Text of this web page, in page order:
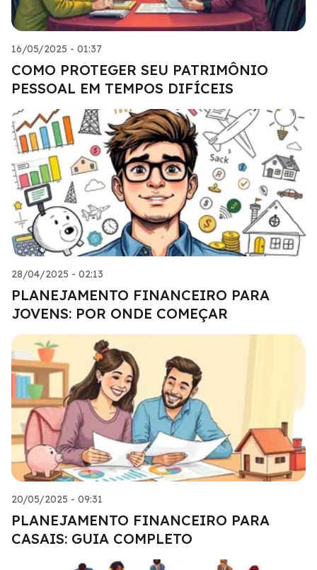
16/05/2025 - 01:37
COMO PROTEGER SEU PATRIMÔNIO
PESSOAL EM TEMPOS DIFÍCEIS
28/04/2025 - 02:13
PLANEJAMENTO FINANCEIRO PARA
JOVENS: POR ONDE COMEÇAR
20/05/2025 - 09:31
PLANEJAMENTO FINANCEIRO PARA
CASAIS: GUIA COMPLETO